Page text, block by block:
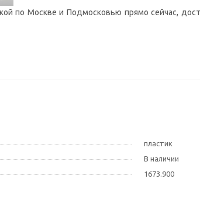
по Москве и Подмосковью прямо сейчас,
пластик
В наличии
1673.900